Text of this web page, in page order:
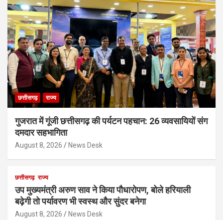
छत्तीसगढ़ राज्य
गुजरात में गूंजी छत्तीसगढ़ की पर्यटन पहचान: 26 व्यवसायियों संग
दमदार सहभागिता
August 8, 2026 News Desk
छत्तीसगढ़ राज्य
उप मुख्यमंत्री अरुण साव ने किया पौधारोपण, बोले हरियाली
बढ़ेगी तो पर्यावरण भी स्वस्थ और सुंदर बनेगा
August 8, 2026 News Desk